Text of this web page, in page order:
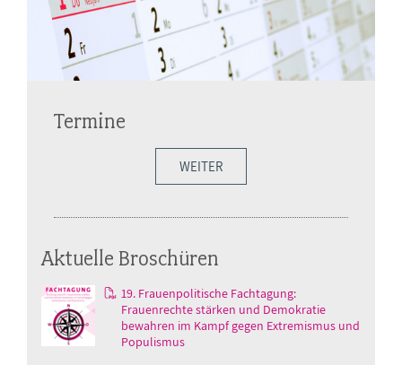
Termine
WEITER
Aktuelle Broschüren
19. Frauenpolitische Fachtagung:
Frauenrechte stärken und Demokratie
bewahren im Kampf gegen Extremismus und
Populismus